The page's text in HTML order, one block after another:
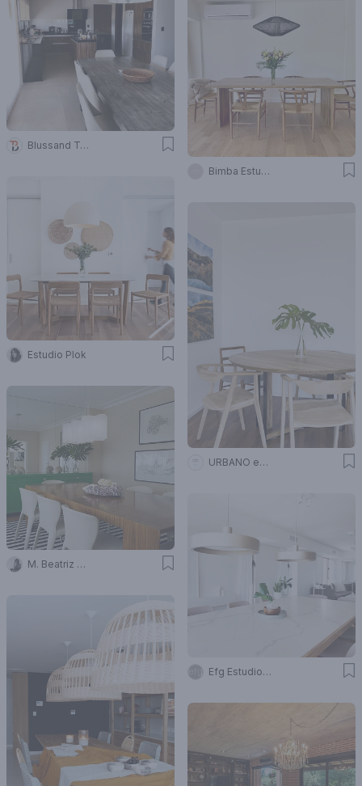
Bimba Estudio
Blussand Tosco
URBANO estudio
Estudio Plok
Efg Estudio Filcman Gurfinkiel
M. Beatriz Gonzalez Zuelgaray